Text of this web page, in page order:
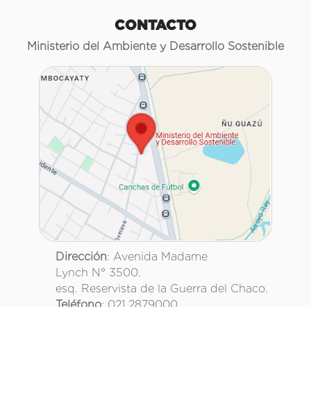
CONTACTO
Ministerio del Ambiente y Desarrollo Sostenible
Dirección: Avenida Madame
Lynch N° 3500.
esq. Reservista de la Guerra del Chaco.
Teléfono: 021 2879000